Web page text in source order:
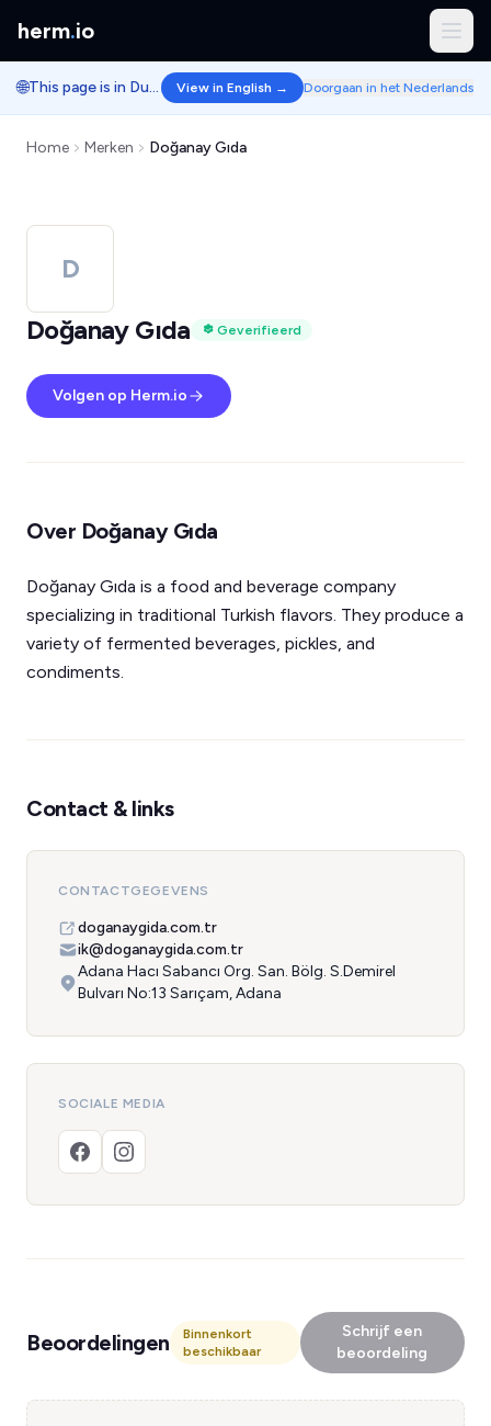
herm.io
🌐 This page is in Dutch. View in English → Doorgaan in het Nederlands
Home Merken Doğanay Gıda
D
Doğanay Gıda
Geverifieerd
Volgen op Herm.io
Over Doğanay Gıda
Doğanay Gıda is a food and beverage company
specializing in traditional Turkish flavors. They produce a
variety of fermented beverages, pickles, and
condiments.
Contact & links
CONTACTGEGEVENS
doganaygida.com.tr
ik@doganaygida.com.tr
Adana Hacı Sabancı Org. San. Bölg. S.Demirel
Bulvarı No:13 Sarıçam, Adana
SOCIALE MEDIA
Beoordelingen
Binnenkort
beschikbaar
Schrijf een
beoordeling